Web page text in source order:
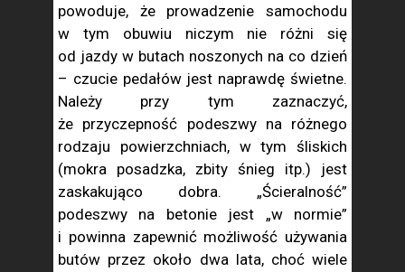
powoduje, że prowadzenie samochodu
w tym obuwiu niczym nie różni się
od jazdy w butach noszonych na co dzień
– czucie pedałów jest naprawdę świetne.
Należy przy tym zaznaczyć,
że przyczepność podeszwy na różnego
rodzaju powierzchniach, w tym śliskich
(mokra posadzka, zbity śnieg itp.) jest
zaskakująco dobra. „Ścieralność”
podeszwy na betonie jest „w normie”
i powinna zapewnić możliwość używania
butów przez około dwa lata, choć wiele